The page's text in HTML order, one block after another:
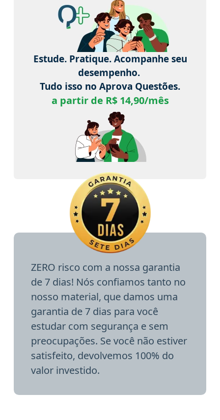
Estude. Pratique. Acompanhe seu
desempenho.
Tudo isso no Aprova Questões.
a partir de R$ 14,90/mês
ZERO risco com a nossa garantia
de 7 dias! Nós confiamos tanto no
nosso material, que damos uma
garantia de 7 dias para você
estudar com segurança e sem
preocupações. Se você não estiver
satisfeito, devolvemos 100% do
valor investido.